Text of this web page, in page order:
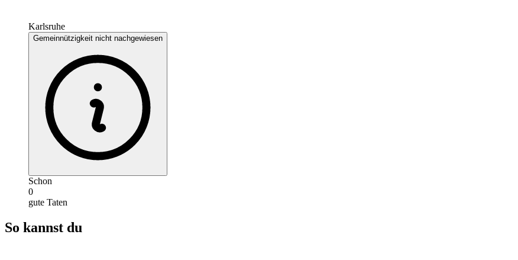
Karlsruhe
Gemeinnützigkeit nicht nachgewiesen
Schon
0
gute Taten
So kannst du